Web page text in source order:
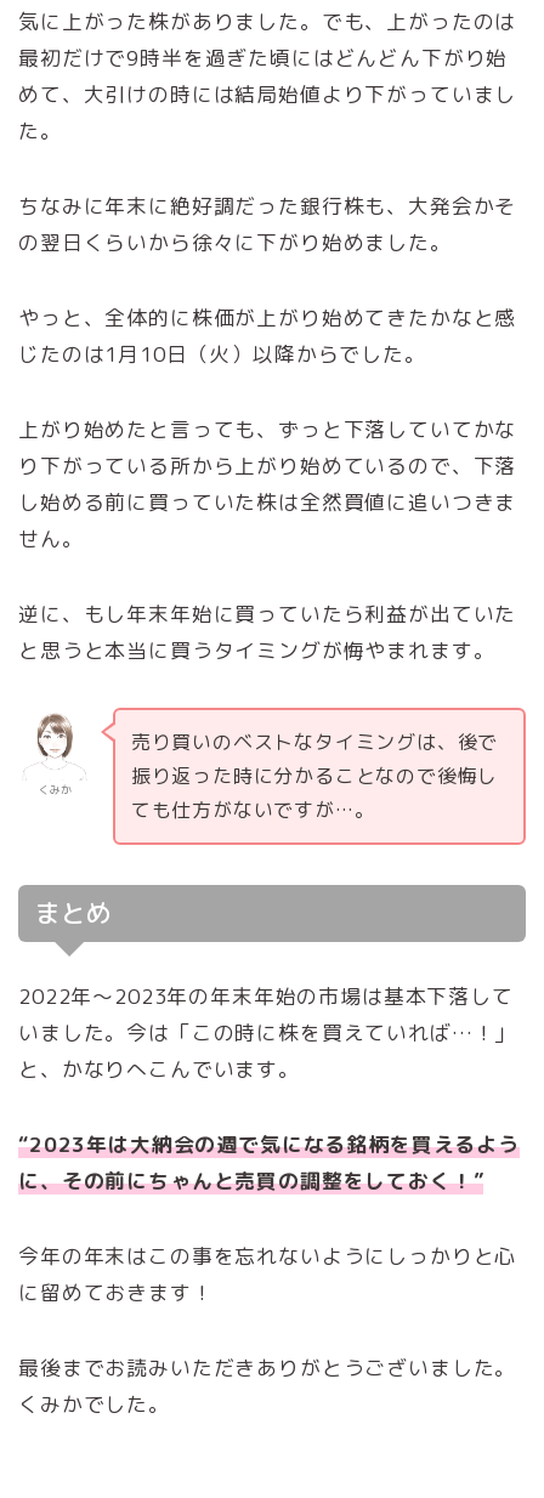
気に上がった株がありました。でも、上がったのは
最初だけで9時半を過ぎた頃にはどんどん下がり始
めて、大引けの時には結局始値より下がっていまし
た。
ちなみに年末に絶好調だった銀行株も、大発会かそ
の翌日くらいから徐々に下がり始めました。
やっと、全体的に株価が上がり始めてきたかなと感
じたのは1月10日（火）以降からでした。
上がり始めたと言っても、ずっと下落していてかな
り下がっている所から上がり始めているので、下落
し始める前に買っていた株は全然買値に追いつきま
せん。
逆に、もし年末年始に買っていたら利益が出ていた
と思うと本当に買うタイミングが悔やまれます。
くみか
売り買いのベストなタイミングは、後で
振り返った時に分かることなので後悔し
ても仕方がないですが…。
まとめ
2022年～2023年の年末年始の市場は基本下落して
いました。今は「この時に株を買えていれば…！」
と、かなりへこんでいます。
“2023年は大納会の週で気になる銘柄を買えるよう
に、その前にちゃんと売買の調整をしておく！”
今年の年末はこの事を忘れないようにしっかりと心
に留めておきます！
最後までお読みいただきありがとうございました。
くみかでした。